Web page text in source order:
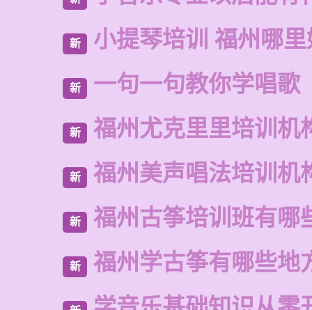
新 小提琴培训 福州哪
新 一句一句教你学唱歌
新 福州尤克里里培训机
新 福州美声唱法培训机
新 福州古筝培训班有哪
新 福州学古筝有哪些地